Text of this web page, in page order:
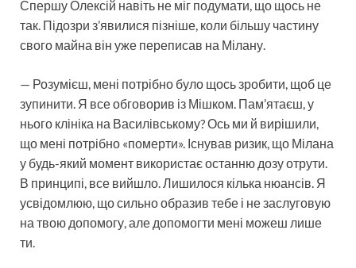
Спершу Олексій навіть не міг подумати, що щось не
так. Підозри з’явилися пізніше, коли більшу частину
свого майна він уже переписав на Мілану.
— Розумієш, мені потрібно було щось зробити, щоб це
зупинити. Я все обговорив із Мішком. Пам’ятаєш, у
нього клініка на Василівському? Ось ми й вирішили,
що мені потрібно «померти». Існував ризик, що Мілана
у будь-який момент використає останню дозу отрути.
В принципі, все вийшло. Лишилося кілька нюансів. Я
усвідомлюю, що сильно образив тебе і не заслуговую
на твою допомогу, але допомогти мені можеш лише
ти.